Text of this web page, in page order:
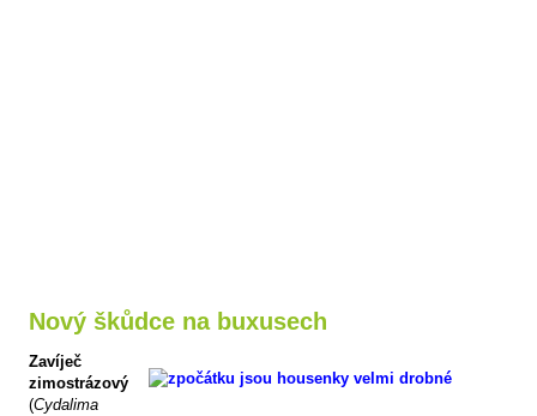
Nový škůdce na buxusech
Zavíječ
zimostrázový
(Cydalima